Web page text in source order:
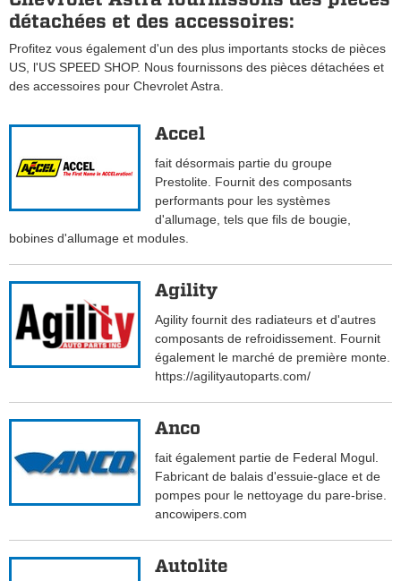
détachées et des accessoires:
Profitez vous également d'un des plus importants stocks de pièces
US, l'US SPEED SHOP. Nous fournissons des pièces détachées et
des accessoires pour Chevrolet Astra.
Accel
fait désormais partie du groupe
Prestolite. Fournit des composants
performants pour les systèmes
d'allumage, tels que fils de bougie,
bobines d'allumage et modules.
Agility
Agility fournit des radiateurs et d'autres
composants de refroidissement. Fournit
également le marché de première monte.
https://agilityautoparts.com/
Anco
fait également partie de Federal Mogul.
Fabricant de balais d'essuie-glace et de
pompes pour le nettoyage du pare-brise.
ancowipers.com
Autolite